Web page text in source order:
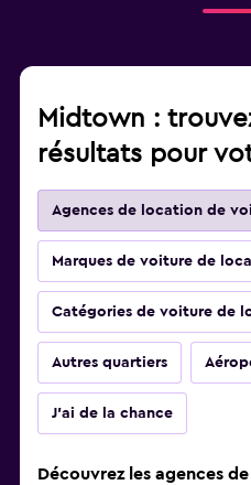
Midtown :
résultats pour
Agences de location de
Marques de voiture de
Catégories de voiture de
Autres quartiers
J'ai de la chance
Découvrez les agences